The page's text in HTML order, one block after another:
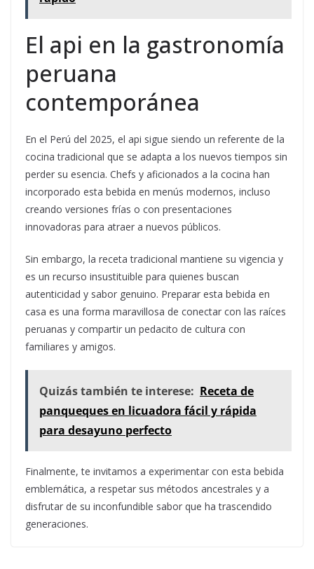
El api en la gastronomía
peruana
contemporánea
En el Perú del 2025, el api sigue siendo un referente de la
cocina tradicional que se adapta a los nuevos tiempos sin
perder su esencia. Chefs y aficionados a la cocina han
incorporado esta bebida en menús modernos, incluso
creando versiones frías o con presentaciones
innovadoras para atraer a nuevos públicos.
Sin embargo, la receta tradicional mantiene su vigencia y
es un recurso insustituible para quienes buscan
autenticidad y sabor genuino. Preparar esta bebida en
casa es una forma maravillosa de conectar con las raíces
peruanas y compartir un pedacito de cultura con
familiares y amigos.
Quizás también te interese: Receta de
panqueques en licuadora fácil y rápida
para desayuno perfecto
Finalmente, te invitamos a experimentar con esta bebida
emblemática, a respetar sus métodos ancestrales y a
disfrutar de su inconfundible sabor que ha trascendido
generaciones.